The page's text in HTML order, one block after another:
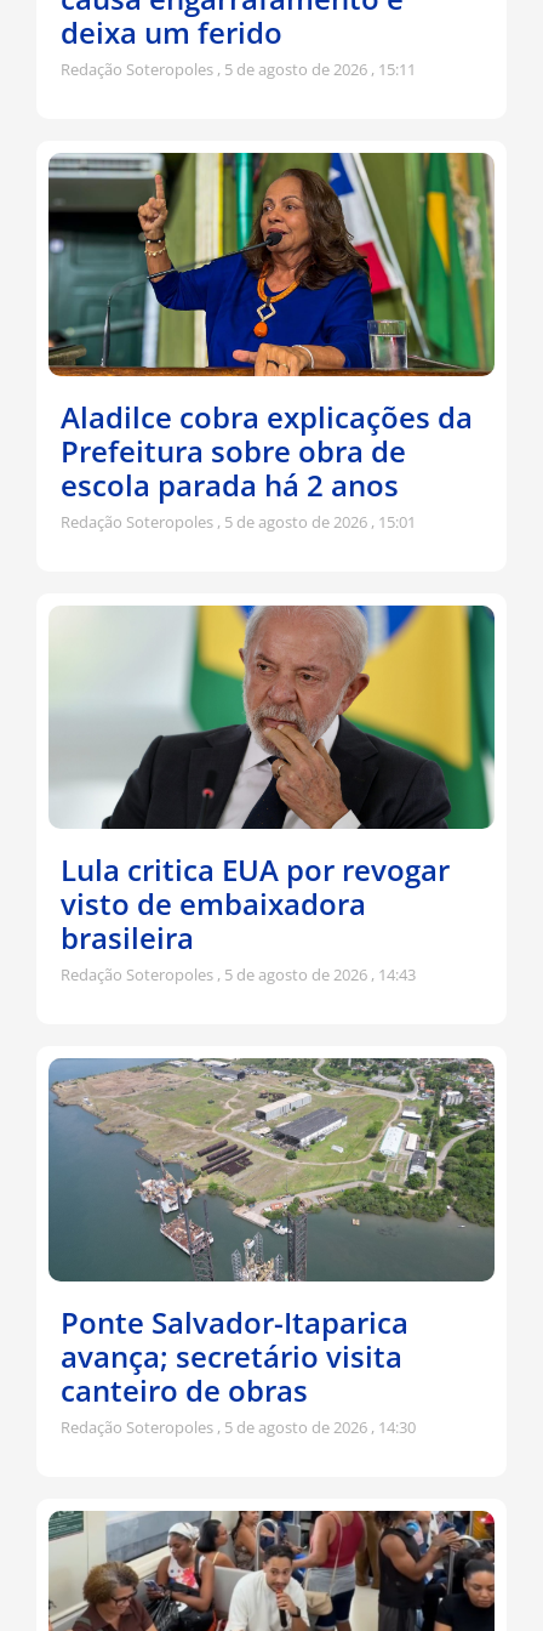
deixa um ferido
Redação Soteropoles 5 de agosto de 2026 15:11
Aladilce cobra explicações da
Prefeitura sobre obra de
escola parada há 2 anos
Redação Soteropoles 5 de agosto de 2026 15:01
Lula critica EUA por revogar
visto de embaixadora
brasileira
Redação Soteropoles 5 de agosto de 2026 14:43
Ponte Salvador-Itaparica
avança; secretário visita
canteiro de obras
Redação Soteropoles 5 de agosto de 2026 14:30